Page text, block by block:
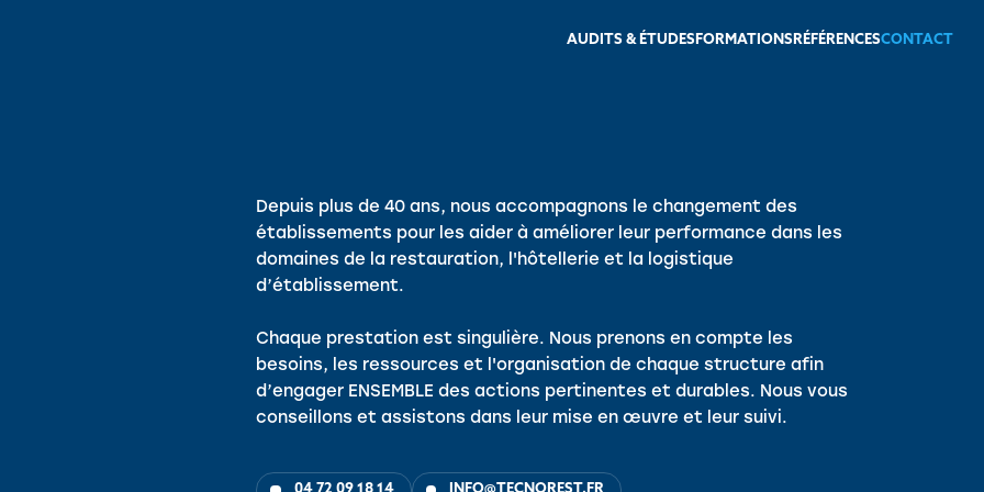
AUDITS & ÉTUDES FORMATIONS RÉFÉRENCESCONTACT
Depuis plus de 40 ans, nous accompagnons le changement des
établissements pour les aider à améliorer leur performance dans les
domaines de la restauration, l'hôtellerie et la logistique
d’établissement.
Chaque prestation est singulière. Nous prenons en compte les
besoins, les ressources et l'organisation de chaque structure afin
d’engager ENSEMBLE des actions pertinentes et durables. Nous vous
conseillons et assistons dans leur mise en œuvre et leur suivi.